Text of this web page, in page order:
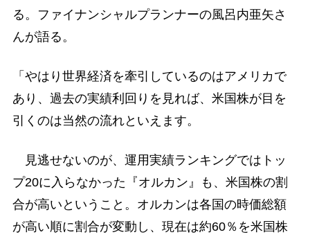
る。ファイナンシャルプランナーの風呂内亜矢さ
んが語る。
「やはり世界経済を牽引しているのはアメリカで
あり、過去の実績利回りを見れば、米国株が目を
引くのは当然の流れといえます。
見逃せないのが、運用実績ランキングではトッ
プ20に入らなかった『オルカン』も、米国株の割
合が高いということ。オルカンは各国の時価総額
が高い順に割合が変動し、現在は約60％を米国株